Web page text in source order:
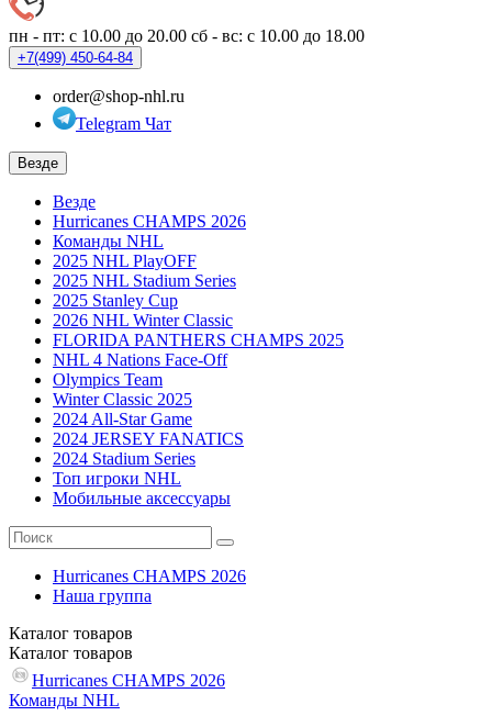
пн - пт: с 10.00 до 20.00 сб - вс: с 10.00 до 18.00
+7(499) 450-64-84
order@shop-nhl.ru
Telegram Чат
Везде
Везде
Hurricanes CHAMPS 2026
Команды NHL
2025 NHL PlayOFF
2025 NHL Stadium Series
2025 Stanley Cup
2026 NHL Winter Classic
FLORIDA PANTHERS CHAMPS 2025
NHL 4 Nations Face-Off
Olympics Team
Winter Classic 2025
2024 All-Star Game
2024 JERSEY FANATICS
2024 Stadium Series
Топ игроки NHL
Мобильные аксессуары
Hurricanes CHAMPS 2026
Наша группа
Каталог товаров
Каталог товаров
Hurricanes CHAMPS 2026
Команды NHL